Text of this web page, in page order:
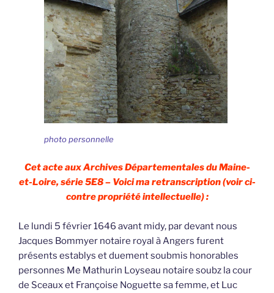
photo personnelle
Cet acte aux Archives Départementales du Maine-
et-Loire, série 5E8 – Voici ma retranscription (voir ci-
contre propriété intellectuelle) :
Le lundi 5 février 1646 avant midy, par devant nous
Jacques Bommyer notaire royal à Angers furent
présents establys et duement soubmis honorables
personnes Me Mathurin Loyseau notaire soubz la cour
de Sceaux et Françoise Noguette sa femme, et Luc